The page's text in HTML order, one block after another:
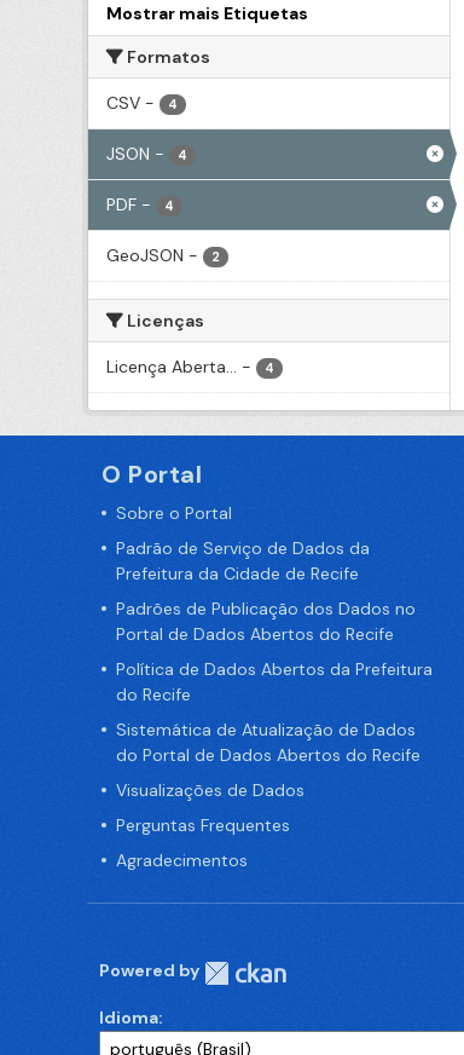
Mostrar mais Etiquetas
Formatos
CSV - 4
JSON - 4
PDF - 4
GeoJSON - 2
Licenças
Licença Aberta... - 4
O Portal
Sobre o Portal
Padrão de Serviço de Dados da
Prefeitura da Cidade de Recife
Padrões de Publicação dos Dados no
Portal de Dados Abertos do Recife
Política de Dados Abertos da Prefeitura
do Recife
Sistemática de Atualização de Dados
do Portal de Dados Abertos do Recife
Visualizações de Dados
Perguntas Frequentes
Agradecimentos
Powered by
Idioma